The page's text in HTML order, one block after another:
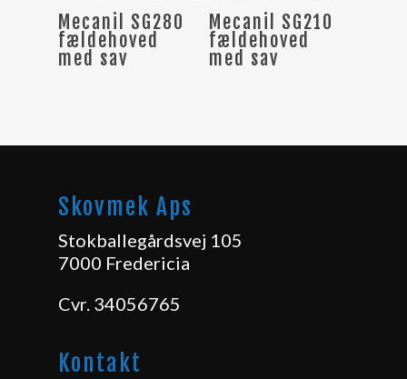
Læs Mere
Mecanil SG280
fældehoved
med sav
Læs Mere
Mecanil SG210
fældehoved
med sav
Skovmek Aps
Stokballegårdsvej 105
7000 Fredericia
Cvr. 34056765
Kontakt